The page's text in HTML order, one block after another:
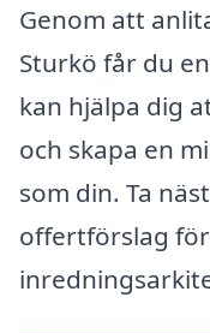
Genom att
Sturkö får du
kan hjälpa dig
och skapa en
som din. Ta
offertförslag